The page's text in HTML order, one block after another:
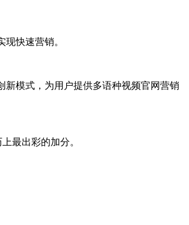
快速营销。
模式，为用户提供多语种视频官网营销
最出彩的加分。